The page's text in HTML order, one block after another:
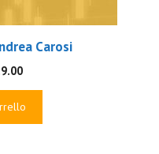
Carosi
Il
prezzo
attuale